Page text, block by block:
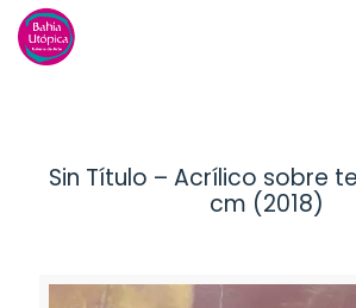
Sin Título – Acrílico sobre
cm (2018)